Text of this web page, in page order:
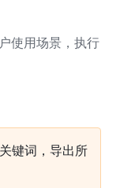
使用场景，执行
键词，导出所